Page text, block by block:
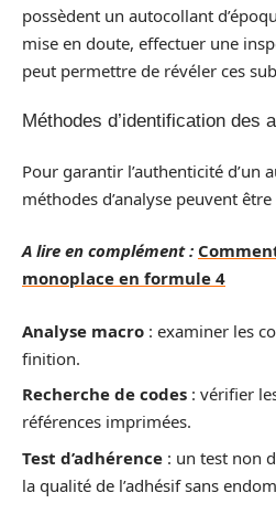
possèdent un autocollant
mise en doute, effectuer une
peut permettre de révéler ces
Méthodes d’identification des
Pour garantir l’authenticité d’un
méthodes d’analyse peuvent
A lire en complément :
monoplace en formule 4
Analyse macro : examiner les
finition.
Recherche de codes : vérifier
références imprimées.
Test d’adhérence : un test non
la qualité de l’adhésif sans